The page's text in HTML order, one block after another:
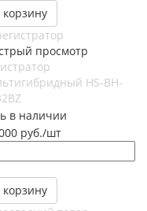
корзину
просмотр
HS-BH-
в наличии
руб./шт
корзину